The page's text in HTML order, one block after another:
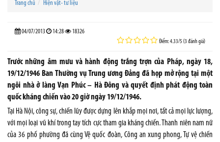
Trang chủ Hiện vật- tư liệu
04/07/2013 14:28 18326
Điểm: 4.33/5 (3 đánh giá)
Trước những âm mưu và hành động trắng trợn của Pháp, ngày 18,
19/12/1946 Ban Thường vụ Trung ương Đảng đã họp mở rộng tại một
ngôi nhà ở làng Vạn Phúc – Hà Đông và quyết định phát động toàn
quốc kháng chiến vào 20 giờ ngày 19/12/1946.
Tại Hà Nội, công sự, chiến lũy được dựng lên khắp mọi nơi, tất cả mọi lực lượng,
với mọi loại vũ khí trong tay tích cực tham gia kháng chiến. Thanh niên nam nữ
của 36 phố phường đã cùng Vệ quốc đoàn, Công an xung phong, Tự vệ chiến